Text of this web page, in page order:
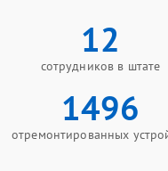
12
сотрудников в штате
1496
отремонтированных